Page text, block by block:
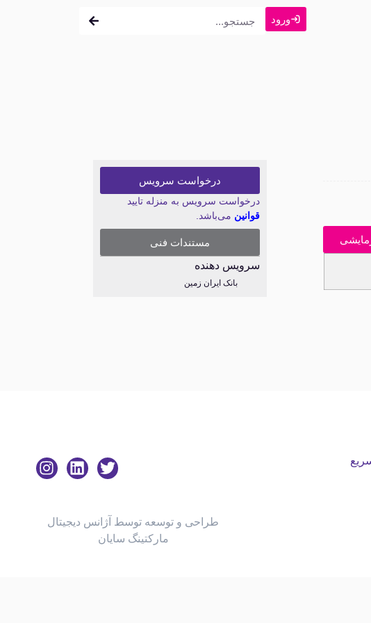
ورود
درخواست سرویس
درخواست سرویس به منزله تایید
قوانین می‌باشد.
مستندات فنی
سرویس دهنده
بانک ایران زمین
طراحی و توسعه توسط آژانس دیجیتال
مارکتینگ سایان